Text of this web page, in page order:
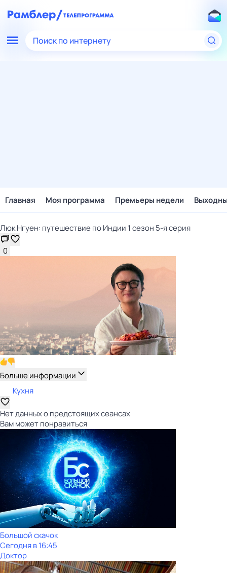
Поиск по интернету
Главная Моя программа Премьеры недели
Люк Нгуен: путешествие по Индии 1 сезон 5-я серия
0
Больше информации
Кухня
Нет данных о предстоящих сеансах
Вам может понравиться
Большой скачок
Сегодня в 16:45
Доктор